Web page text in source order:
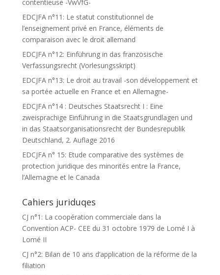
contentieuse -VwVfG-
EDCJFA n°11: Le statut constitutionnel de
l’enseignement privé en France, éléments de
comparaison avec le droit allemand
EDCJFA n°12: Einführung in das französische
Verfassungsrecht (Vorlesungsskript)
EDCJFA n°13: Le droit au travail -son développement et
sa portée actuelle en France et en Allemagne-
EDCJFA n°14 : Deutsches Staatsrecht I : Eine
zweisprachige Einführung in die Staatsgrundlagen und
in das Staatsorganisationsrecht der Bundesrepublik
Deutschland, 2. Auflage 2016
EDCJFA n° 15: Etude comparative des systèmes de
protection juridique des minorités entre la France,
l’Allemagne et le Canada
Cahiers juriduqes
CJ n°1: La coopération commerciale dans la
Convention ACP- CEE du 31 octobre 1979 de Lomé I à
Lomé II
CJ n°2: Bilan de 10 ans d’application de la réforme de la
filiation